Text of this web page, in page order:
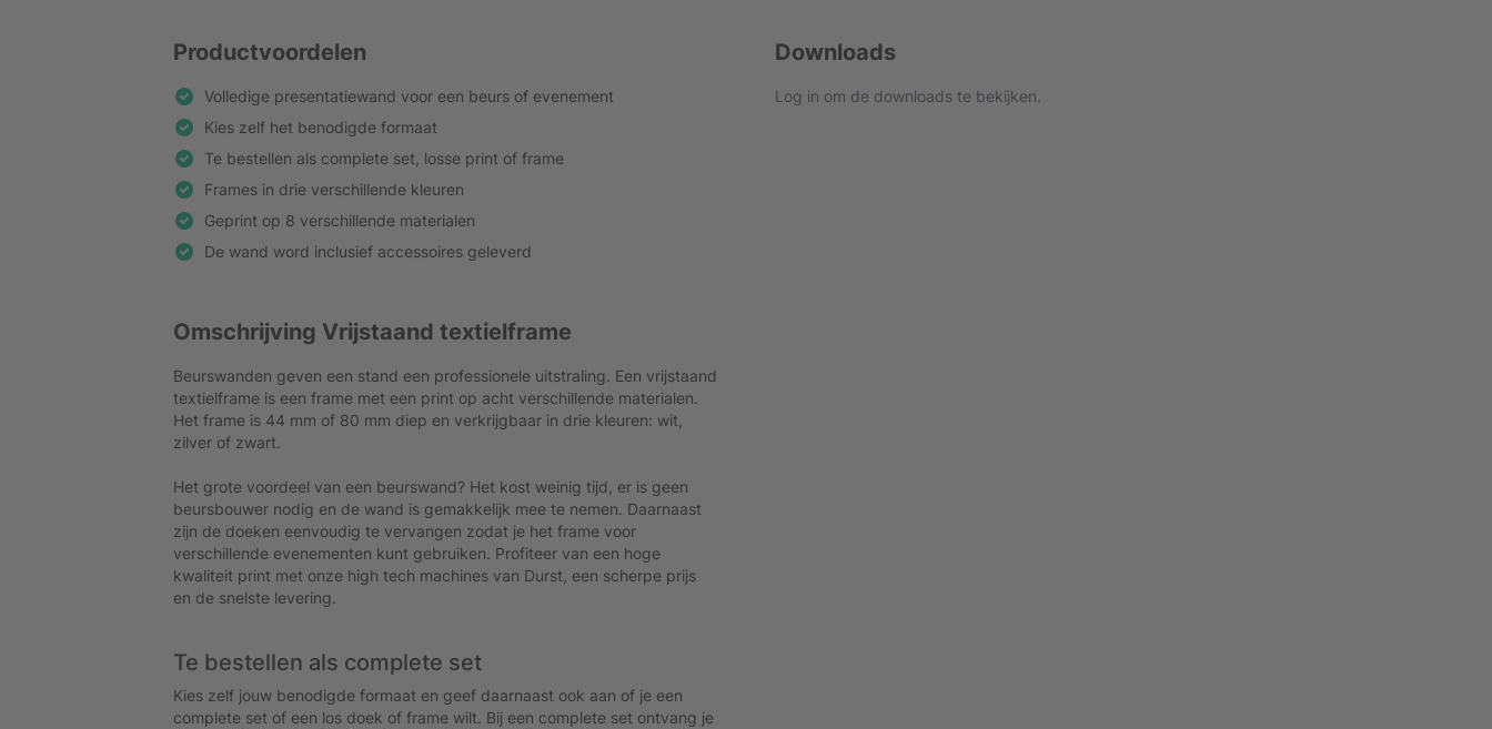
Productvoordelen
Volledige presentatiewand voor een beurs of evenement
Kies zelf het benodigde formaat
Te bestellen als complete set, losse print of frame
Frames in drie verschillende kleuren
Geprint op 8 verschillende materialen
De wand word inclusief accessoires geleverd
Omschrijving Vrijstaand textielframe
Beurswanden geven een stand een professionele uitstraling. Een vrijstaand
textielframe is een frame met een print op acht verschillende materialen.
Het frame is 44 mm of 80 mm diep en verkrijgbaar in drie kleuren: wit,
zilver of zwart.
Het grote voordeel van een beurswand? Het kost weinig tijd, er is geen
beursbouwer nodig en de wand is gemakkelijk mee te nemen. Daarnaast
zijn de doeken eenvoudig te vervangen zodat je het frame voor
verschillende evenementen kunt gebruiken. Profiteer van een hoge
kwaliteit print met onze high tech machines van Durst, een scherpe prijs
en de snelste levering.
Te bestellen als complete set
Kies zelf jouw benodigde formaat en geef daarnaast ook aan of je een
complete set of een los doek of frame wilt. Bij een complete set ontvang je
Downloads
Log in om de downloads te bekijken.